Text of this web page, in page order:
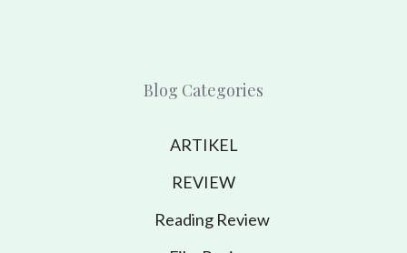
Blog Categories
ARTIKEL
REVIEW
Reading Review